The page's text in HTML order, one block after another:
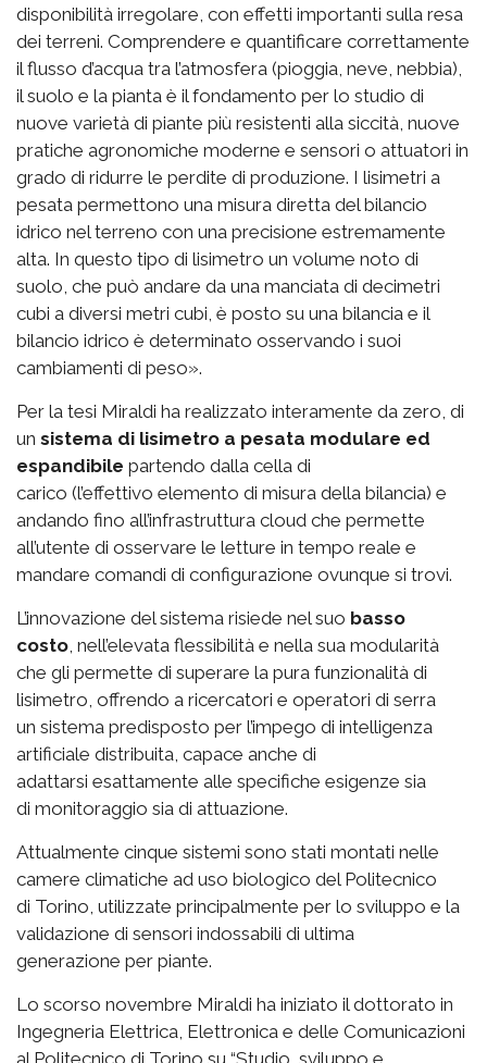
disponibilità irregolare, con effetti importanti sulla resa
dei terreni. Comprendere e quantificare correttamente
il flusso d’acqua tra l’atmosfera (pioggia, neve, nebbia),
il suolo e la pianta è il fondamento per lo studio di
nuove varietà di piante più resistenti alla siccità, nuove
pratiche agronomiche moderne e sensori o attuatori in
grado di ridurre le perdite di produzione. I lisimetri a
pesata permettono una misura diretta del bilancio
idrico nel terreno con una precisione estremamente
alta. In questo tipo di lisimetro un volume noto di
suolo, che può andare da una manciata di decimetri
cubi a diversi metri cubi, è posto su una bilancia e il
bilancio idrico è determinato osservando i suoi
cambiamenti di peso».
Per la tesi Miraldi ha realizzato interamente da zero, di
un sistema di lisimetro a pesata modulare ed
espandibile partendo dalla cella di
carico (l’effettivo elemento di misura della bilancia) e
andando fino all’infrastruttura cloud che permette
all’utente di osservare le letture in tempo reale e
mandare comandi di configurazione ovunque si trovi.
L’innovazione del sistema risiede nel suo basso
costo, nell’elevata flessibilità e nella sua modularità
che gli permette di superare la pura funzionalità di
lisimetro, offrendo a ricercatori e operatori di serra
un sistema predisposto per l’impego di intelligenza
artificiale distribuita, capace anche di
adattarsi esattamente alle specifiche esigenze sia
di monitoraggio sia di attuazione.
Attualmente cinque sistemi sono stati montati nelle
camere climatiche ad uso biologico del Politecnico
di Torino, utilizzate principalmente per lo sviluppo e la
validazione di sensori indossabili di ultima
generazione per piante.
Lo scorso novembre Miraldi ha iniziato il dottorato in
Ingegneria Elettrica, Elettronica e delle Comunicazioni